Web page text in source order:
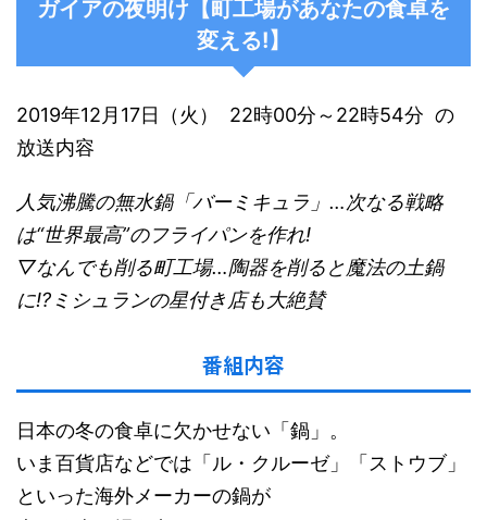
ガイアの夜明け【町工場があなたの食卓を
変える!】
2019年12月17日（火） 22時00分～22時54分 の
放送内容
人気沸騰の無水鍋「バーミキュラ」…次なる戦略
は“世界最高”のフライパンを作れ!
▽なんでも削る町工場…陶器を削ると魔法の土鍋
に!?ミシュランの星付き店も大絶賛
番組内容
日本の冬の食卓に欠かせない「鍋」。
いま百貨店などでは「ル・クルーゼ」「ストウブ」
といった海外メーカーの鍋が